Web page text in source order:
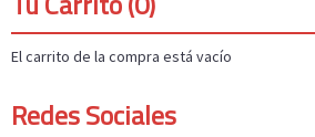
El carrito de la compra está vacío
Redes Sociales